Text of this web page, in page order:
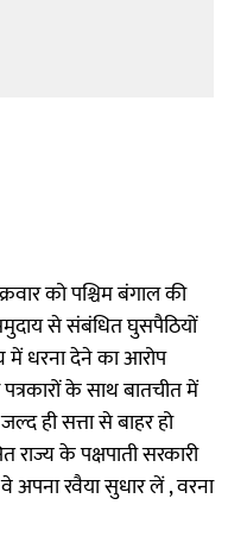
को पश्चिम बंगाल की
से संबंधित घुसपैठियों
धरना देने का आरोप
के साथ बातचीत में
ही सत्ता से बाहर हो
राज्य के पक्षपाती सरकारी
अपना रवैया सुधार लें , वरना